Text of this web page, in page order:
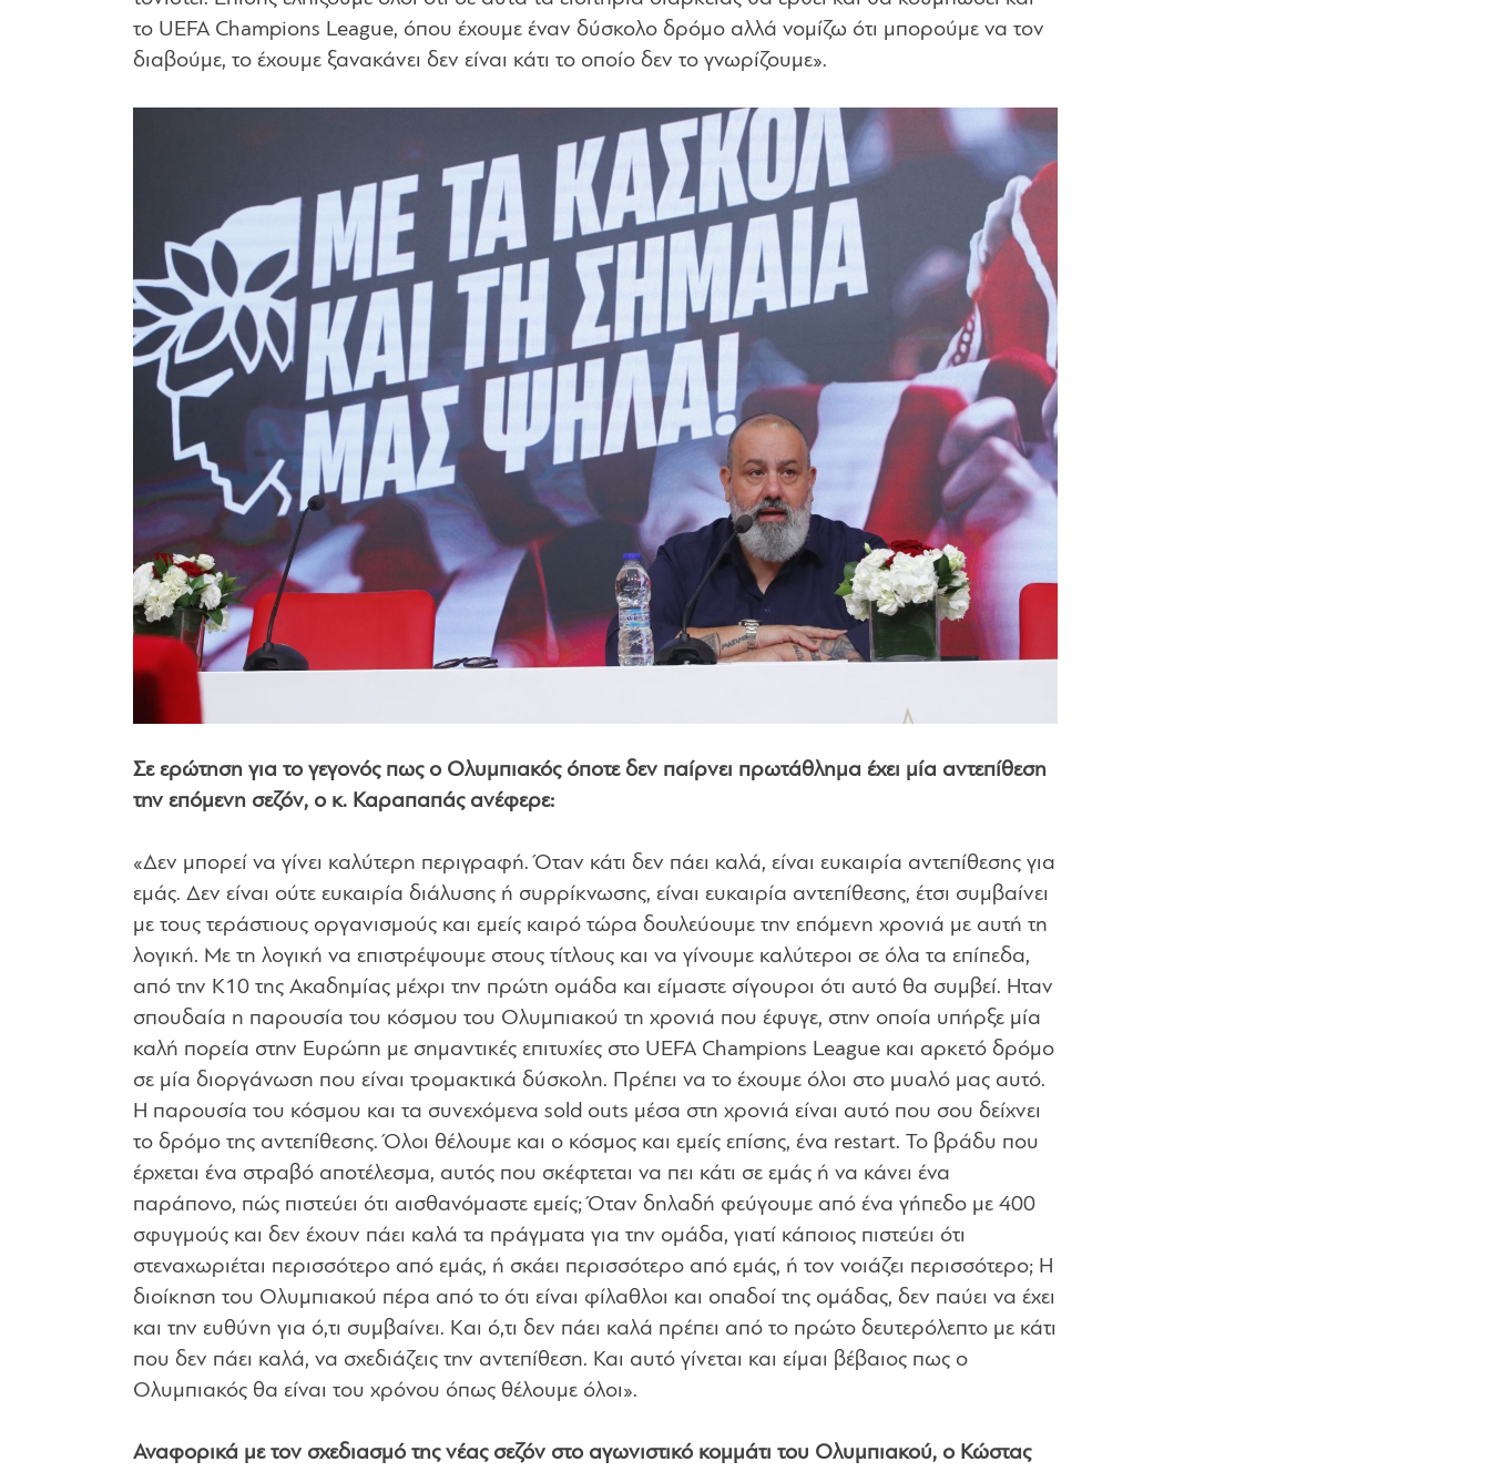
το UEFA Champions League, όπου έχουμε έναν δύσκολο δρόμο αλλά νομίζω ότι μπορούμε να τον
διαβούμε, το έχουμε ξανακάνει δεν είναι κάτι το οποίο δεν το γνωρίζουμε».
Σε ερώτηση για το γεγονός πως ο Ολυμπιακός όποτε δεν παίρνει πρωτάθλημα έχει μία αντεπίθεση
την επόμενη σεζόν, ο κ. Καραπαπάς ανέφερε:
«Δεν μπορεί να γίνει καλύτερη περιγραφή. Όταν κάτι δεν πάει καλά, είναι ευκαιρία αντεπίθεσης για
εμάς. Δεν είναι ούτε ευκαιρία διάλυσης ή συρρίκνωσης, είναι ευκαιρία αντεπίθεσης, έτσι συμβαίνει
με τους τεράστιους οργανισμούς και εμείς καιρό τώρα δουλεύουμε την επόμενη χρονιά με αυτή τη
λογική. Με τη λογική να επιστρέψουμε στους τίτλους και να γίνουμε καλύτεροι σε όλα τα επίπεδα,
από την Κ10 της Ακαδημίας μέχρι την πρώτη ομάδα και είμαστε σίγουροι ότι αυτό θα συμβεί. Ηταν
σπουδαία η παρουσία του κόσμου του Ολυμπιακού τη χρονιά που έφυγε, στην οποία υπήρξε μία
καλή πορεία στην Ευρώπη με σημαντικές επιτυχίες στο UEFA Champions League και αρκετό δρόμο
σε μία διοργάνωση που είναι τρομακτικά δύσκολη. Πρέπει να το έχουμε όλοι στο μυαλό μας αυτό.
Η παρουσία του κόσμου και τα συνεχόμενα sold outs μέσα στη χρονιά είναι αυτό που σου δείχνει
το δρόμο της αντεπίθεσης. Όλοι θέλουμε και ο κόσμος και εμείς επίσης, ένα restart. Το βράδυ που
έρχεται ένα στραβό αποτέλεσμα, αυτός που σκέφτεται να πει κάτι σε εμάς ή να κάνει ένα
παράπονο, πώς πιστεύει ότι αισθανόμαστε εμείς; Όταν δηλαδή φεύγουμε από ένα γήπεδο με 400
σφυγμούς και δεν έχουν πάει καλά τα πράγματα για την ομάδα, γιατί κάποιος πιστεύει ότι
στεναχωριέται περισσότερο από εμάς, ή σκάει περισσότερο από εμάς, ή τον νοιάζει περισσότερο; Η
διοίκηση του Ολυμπιακού πέρα από το ότι είναι φίλαθλοι και οπαδοί της ομάδας, δεν παύει να έχει
και την ευθύνη για ό,τι συμβαίνει. Kαι ό,τι δεν πάει καλά πρέπει από το πρώτο δευτερόλεπτο με κάτι
που δεν πάει καλά, να σχεδιάζεις την αντεπίθεση. Και αυτό γίνεται και είμαι βέβαιος πως ο
Ολυμπιακός θα είναι του χρόνου όπως θέλουμε όλοι».
Αναφορικά με τον σχεδιασμό της νέας σεζόν στο αγωνιστικό κομμάτι του Ολυμπιακού, ο Κώστας